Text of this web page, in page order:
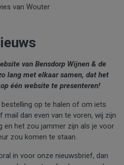
van Wouter
van Bensdorp Wijnen & de
lang met elkaar samen, dat het
één website te presenteren!
op te halen of om iets
dan even van te voren, wij zijn
en het zou jammer zijn als je voor
zou komen te staan.
in voor onze nieuwsbrief, dan